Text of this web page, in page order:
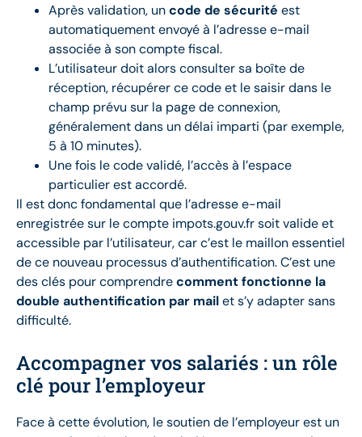
Après validation, uncode de sécurité est
automatiquement envoyé à l’adresse e-mail
associée à son compte fiscal.
L’utilisateur doit alors consulter sa boîte de
réception, récupérer ce code et le saisir dans le
champ prévu sur la page de connexion,
généralement dans un délai imparti (par exemple,
5 à 10 minutes).
Une fois le code validé, l’accès à l’espace
particulier est accordé.
Il est donc fondamental que l’adresse e-mail
enregistrée sur le compte impots.gouv.fr soit valide et
accessible par l’utilisateur, car c’est le maillon essentiel
de ce nouveau processus d’authentification. C’est une
des clés pour comprendrecomment fonctionne la
double authentification par mailet s’y adapter sans
difficulté.
Accompagner vos salariés : un rôle
clé pour l’employeur
Face à cette évolution, le soutien de l’employeur est un